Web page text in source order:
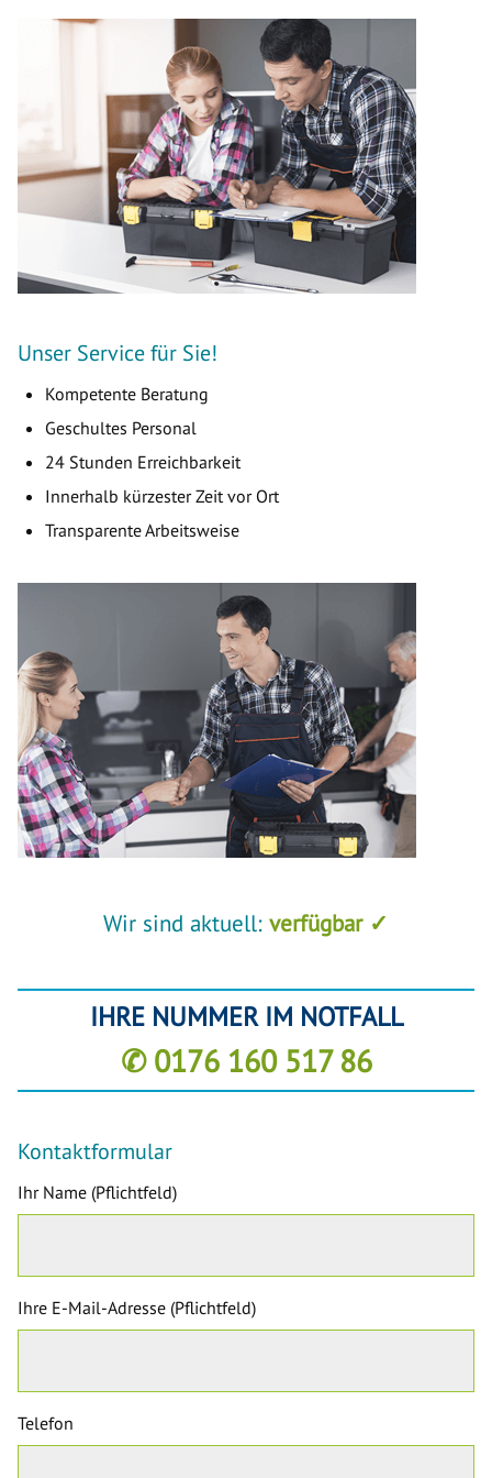
Unser Service für Sie!
Kompetente Beratung
Geschultes Personal
24 Stunden Erreichbarkeit
Innerhalb kürzester Zeit vor Ort
Transparente Arbeitsweise
Wir sind aktuell: verfügbar ✓
IHRE NUMMER IM NOTFALL
✆ 0176 160 517 86
Kontaktformular
Ihr Name (Pflichtfeld)
Ihre E-Mail-Adresse (Pflichtfeld)
Telefon